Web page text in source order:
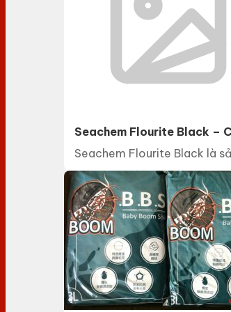
Seachem Flourite Black –
Seachem Flourite Black là